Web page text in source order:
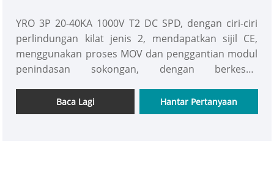
YRO 3P 20-40KA 1000V T2 DC SPD, dengan ciri-ciri
perlindungan kilat jenis 2, mendapatkan sijil CE,
menggunakan proses MOV dan penggantian modul
penindasan sokongan, dengan berkesan
Baca Lagi Hantar Pertanyaan